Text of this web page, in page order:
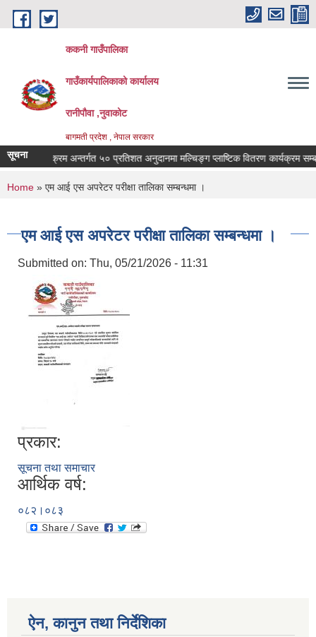
Skip to main content
ककनी गाउँपालिका
गाउँकार्यपालिकाको कार्यालय
रानीपौवा ,नुवाकोट
बागमती प्रदेश , नेपाल सरकार
सूचना
कृषि कार्यक्रम अन्तर्गत ५० प्रतिशत अनुदानमा मल्चिङ्ग प्लाष्टिक वितरण कार्यक्रम
You are here
Home » एम आई एस अपरेटर परीक्षा तालिका सम्बन्धमा ।
एम आई एस अपरेटर परीक्षा तालिका सम्बन्धमा ।
Submitted on: Thu, 05/21/2026 - 11:31
प्रकार:
सूचना तथा समाचार
आर्थिक वर्ष:
०८२।०८३
ऐन, कानुन तथा निर्देशिका